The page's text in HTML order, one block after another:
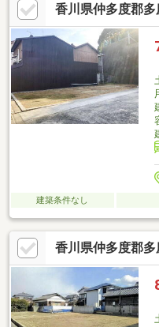
香川県仲多度郡
建築条件なし
香川県仲多度郡